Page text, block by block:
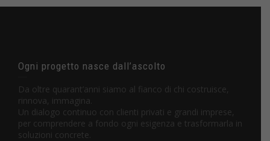
Ogni progetto nasce dall’ascolto
Da oltre quarant’anni siamo al fianco di chi costruisce,
rinnova, immagina.
Un dialogo continuo con clienti privati e grandi imprese,
per comprendere a fondo ogni esigenza e trasformarla in
soluzioni concrete.